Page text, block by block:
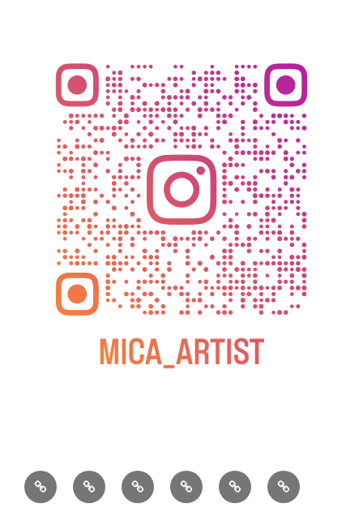
BLOG
教
室
お
問
動
画
過
去
2025
松